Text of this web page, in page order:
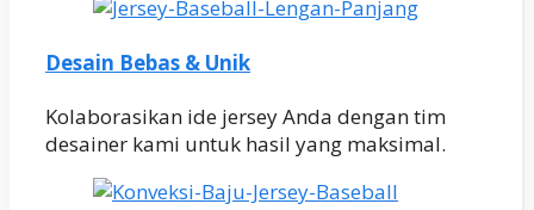
Desain Bebas & Unik
Kolaborasikan ide jersey Anda dengan tim
desainer kami untuk hasil yang maksimal.